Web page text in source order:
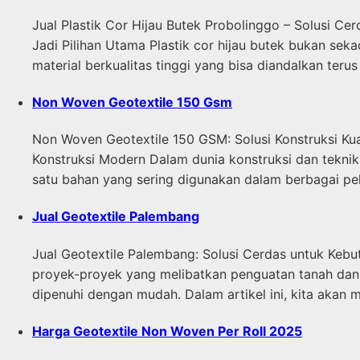
Jual Plastik Cor Hijau Butek Probolinggo – Solusi
Jadi Pilihan Utama Plastik cor hijau butek bukan
material berkualitas tinggi yang bisa diandalkan
Non Woven Geotextile 150 Gsm
Non Woven Geotextile 150 GSM: Solusi Konstruksi
Konstruksi Modern Dalam dunia konstruksi dan
satu bahan yang sering digunakan dalam berbagai
Jual Geotextile Palembang
Jual Geotextile Palembang: Solusi Cerdas untuk
proyek-proyek yang melibatkan penguatan tanah
dipenuhi dengan mudah. Dalam artikel ini, kita akan
Harga Geotextile Non Woven Per Roll 2025